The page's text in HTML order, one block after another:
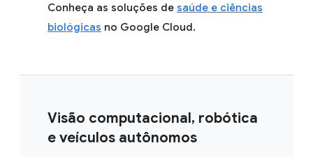
Conheça as soluções de saúde e ciências
biológicas no Google Cloud.
Visão computacional, robótica
e veículos autônomos